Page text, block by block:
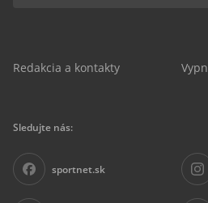
Redakcia a kontakty
Sledujte nás:
sportnet.sk